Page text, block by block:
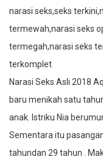
narasi seks,seks
termewah,narasi seks
termegah,narasi seks
terkomplet
Narasi Seks Asli 2018
baru menikah satu
anak. Istriku Nia
Sementara itu
tahundan 29 tahun .